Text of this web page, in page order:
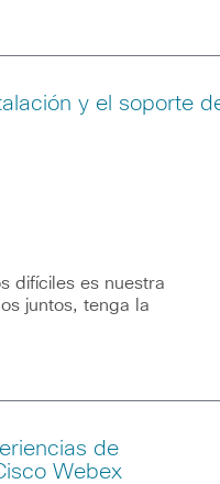
y el soporte
difíciles es nuestra
juntos, tenga la
de
Webex